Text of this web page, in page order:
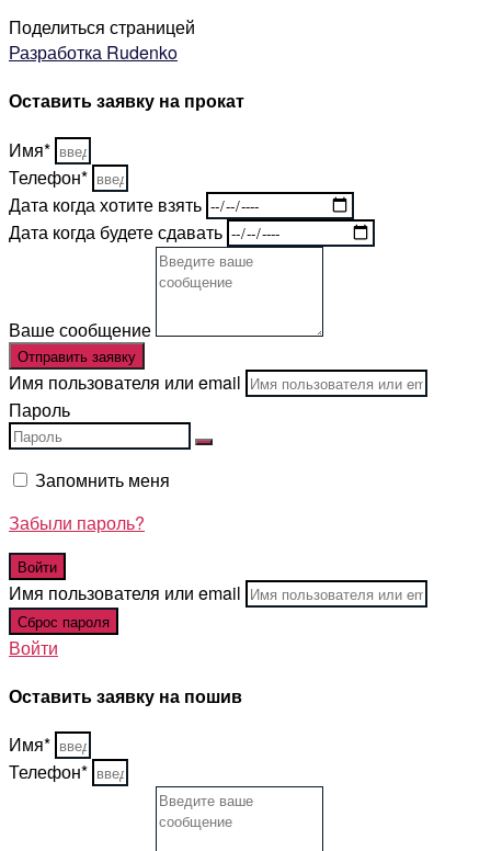
Поделиться страницей
Разработка Rudenko
Оставить заявку на прокат
Имя*
Телефон*
Дата когда хотите взять
Дата когда будете сдавать
Ваше сообщение
Отправить заявку
Имя пользователя или email
Пароль
Запомнить меня
Забыли пароль?
Имя пользователя или email
Войти
Оставить заявку на пошив
Имя*
Телефон*